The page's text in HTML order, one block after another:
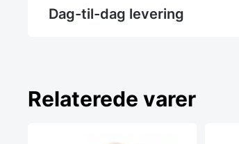
Dag-til-dag levering
Relaterede varer